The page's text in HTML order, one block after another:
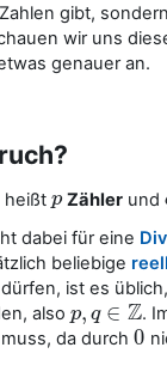
gibt,
wir uns
genauer an.
heißt p
p Zähler und
dabei für eine
beliebige
ist es
also p, q ∈ Z
p, q∈Z
.
da durch0
0